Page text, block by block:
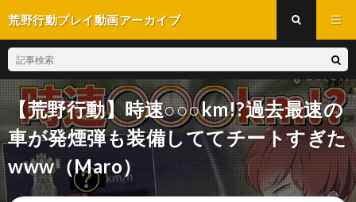
荒野行動プレイ動画アーカイブ
【荒野行動】時速○○○km!?過去最速の
車が発煙弾も装備しててチートすぎた
www（Maro）